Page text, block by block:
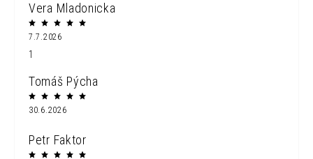
Vera Mladonicka
7.7.2026
1
Tomáš Pýcha
30.6.2026
Petr Faktor